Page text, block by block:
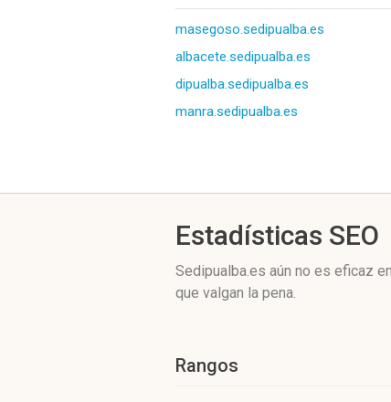
masegoso.sedipualba.es
albacete.sedipualba.es
dipualba.sedipualba.es
manra.sedipualba.es
Estadísticas SEO
Sedipualba.es aún no es eficaz
que valgan la pena.
Rangos